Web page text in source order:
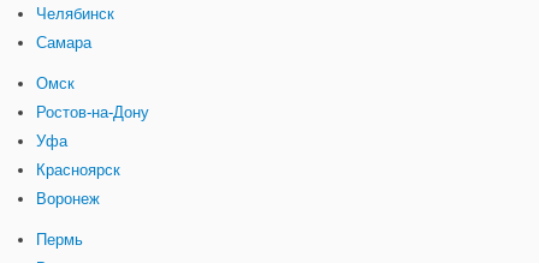
Челябинск
Самара
Омск
Ростов-на-Дону
Уфа
Красноярск
Воронеж
Пермь